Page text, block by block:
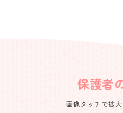
保護者
画像タッチで拡